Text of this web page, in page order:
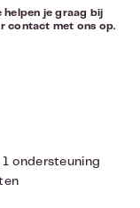
helpen je graag bij
contact met ons op.
1 ondersteuning